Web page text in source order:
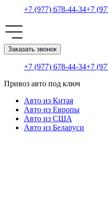
+7 (977) 678-44-34+7
Заказать звонок
+7 (977) 678-44-34+7
Привоз авто под ключ
Авто из Китая
Авто из Европы
Авто из США
Авто из Беларуси